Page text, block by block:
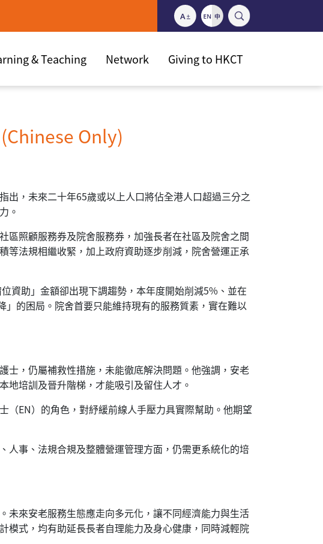
& Teaching Network Giving to HKCT
Only)
出，未來二十年65歲或以上人口將佔全港人口超過三分之
。
區照顧服務券及院舍服務券，加強長者在社區及院舍之間
等法規相繼收緊，加上政府資助逐步削減，院舍營運正承
資助」金額卻出現下調趨勢，本年度開始削減5%、並在
的困局。院舍首要只能維持現有的服務質素，實在難以
士，仍屬補救性措施，未能徹底解決問題。他強調，安老
地培訓及晉升階梯，才能吸引及留住人才。
（EN）的角色，對紓緩前線人手壓力具實際幫助。他期望
人事、法規合規及整體營運管理方面，仍需更系統化的培
未來安老服務生態應走向多元化，讓不同經濟能力與生活
模式，均有助延長長者自理能力及身心健康，同時減輕院